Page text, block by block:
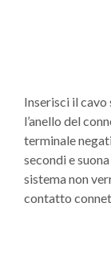
Inserisci il
l’anello del
terminale
secondi e
sistema non
contatto